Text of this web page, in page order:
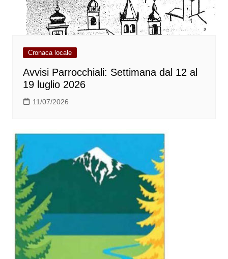
Cronaca locale
Avvisi Parrocchiali: Settimana dal 12 al
19 luglio 2026
11/07/2026